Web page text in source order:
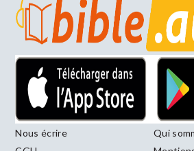
Nous écrire
Qui